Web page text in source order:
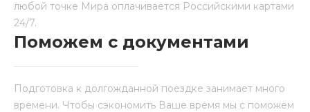
любой точке Мира оплачивается Российскими картами
24/7.
Поможем с документами
Подготовка к долгожданной поездке занимает много
времени. Чтобы сэкономить Ваше время мы с поможем